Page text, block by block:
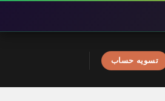
تسویه حساب